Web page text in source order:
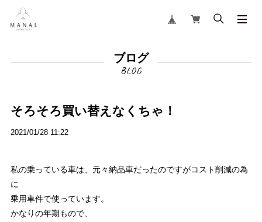
ブログ
そろそろ買い替えなくちゃ！
2021/01/28 11:22
私の乗っている車は、元々納品車だったのですがコスト削減の為
に
乗用車件で使っています。
かなりの年期もので、